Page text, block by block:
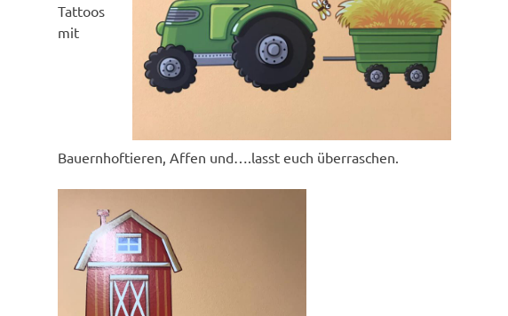
Tattoos
mit
Bauernhoftieren, Affen und….lasst euch überraschen.